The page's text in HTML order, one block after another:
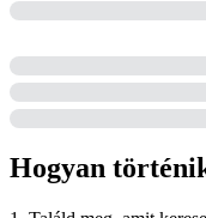
Hogyan